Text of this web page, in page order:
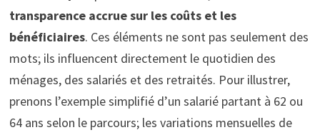
transparence accrue sur les coûts et les
bénéficiaires. Ces éléments ne sont pas seulement des
mots; ils influencent directement le quotidien des
ménages, des salariés et des retraités. Pour illustrer,
prenons l’exemple simplifié d’un salarié partant à 62 ou
64 ans selon le parcours; les variations mensuelles de